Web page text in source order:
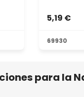
5,19 €
69930
para la